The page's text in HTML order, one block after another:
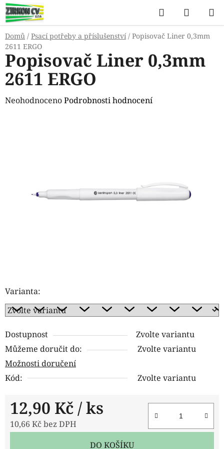
Přejít
na
obsah
Hledat
KOŠÍK
Domů / Psací potřeby a příslušenství / Popisovač Liner 0,3mm
2611 ERGO
Varianta:
Dostupnost
Zvolte variantu
Můžeme doručit do:
Zvolte variantu
Možnosti doručení
Kód:
Zvolte variantu
12,90 Kč / ks
10,66 Kč bez DPH
DO KOŠÍKU
Popisovač Liner 0,3mm
2611 ERGO
Průměrné
hvězdiček.
NeohodnocenoPodrobnosti hodnocení